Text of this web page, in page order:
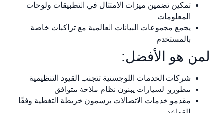
تمكين تضمين ميزات الامتثال في التطبيقات ولوحات
المعلومات
يجمع مجموعات البيانات العالمية مع تراكبات خاصة
بالمستخدم
لمن هو الأفضل:
شركات الخدمات اللوجستية تتجنب القيود التنظيمية
مطورو السيارات يبنون نظام ملاحة متوافق
مقدمو خدمات الاتصالات يرسمون خريطة التغطية وفقًا